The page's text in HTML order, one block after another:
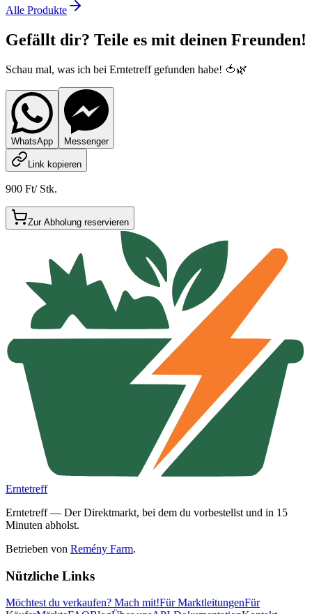
Alle Produkte
Gefällt dir? Teile es mit deinen Freunden!
Schau mal, was ich bei Erntetreff gefunden habe! 🍅🌿
WhatsApp Messenger
Link kopieren
900 Ft/ Stk.
Zur Abholung reservieren
Erntetreff
Erntetreff — Der Direktmarkt, bei dem du vorbestellst und in 15
Minuten abholst.
Betrieben von Remény Farm.
Nützliche Links
Möchtest du verkaufen? Mach mit!Für MarktleitungenFür